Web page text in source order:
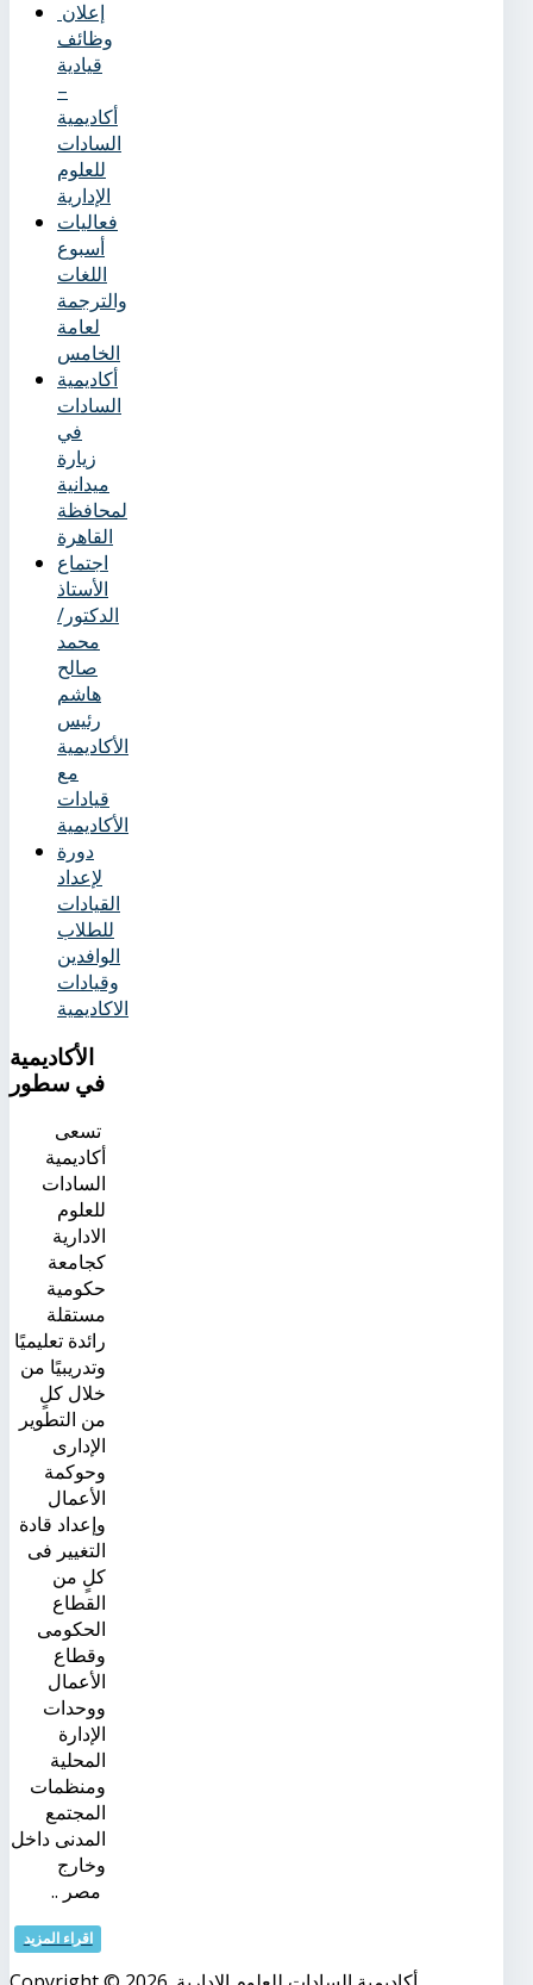
وظائف
قيادية
–
أكاديمية
السادات
للعلوم
الإدارية
فعاليات
أسبوع
اللغات
والترجمة
لعامة
الخامس
أكاديمية
السادات
في
زيارة
ميدانية
لمحافظة
القاهرة
اجتماع
الأستاذ
الدكتور/
محمد
صالح
هاشم
رئيس
الأكاديمية
مع
قيادات
الأكاديمية
دورة
لإعداد
القيادات
للطلاب
الوافدين
وقيادات
الاكاديمية
الأكاديمية
في سطور
تسعى
أكاديمية
السادات
للعلوم
الادارية
كجامعة
حكومية
مستقلة
رائدة تعليميًا
وتدريبيًا من
خلال كلٍ
من التطوير
الإدارى
وحوكمة
الأعمال
وإعداد قادة
التغيير فى
كلٍ من
القطاع
الحكومى
وقطاع
الأعمال
ووحدات
الإدارة
المحلية
ومنظمات
المجتمع
المدنى داخل
وخارج
مصر ..
اقراء المزيد